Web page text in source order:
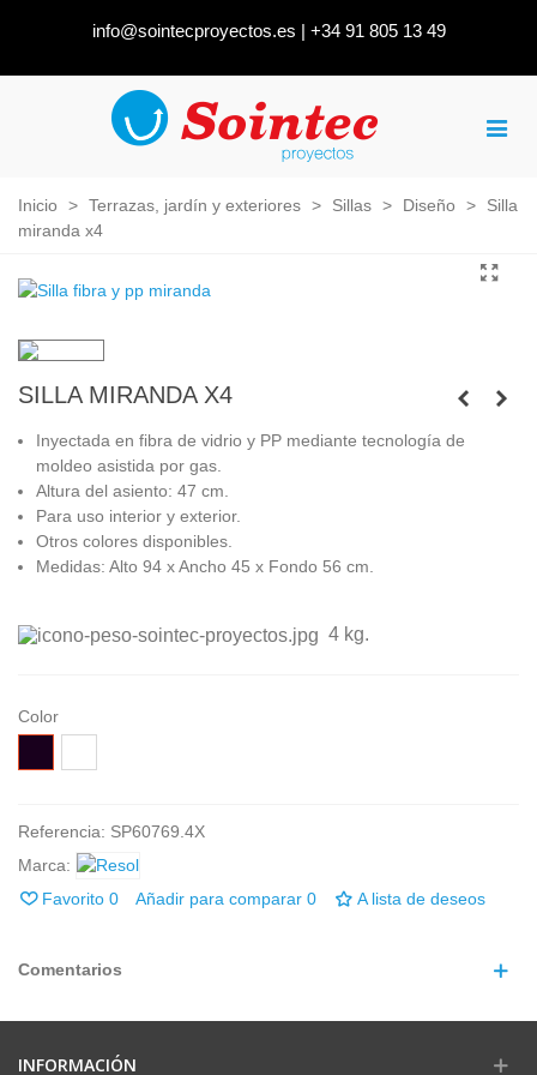
info@sointecproyectos.es | +34 91 805 13 49
Inicio > Terrazas, jardín y exteriores > Sillas > Diseño >
Silla
miranda x4
SILLA MIRANDA X4
Inyectada en fibra de vidrio y PP mediante tecnología de
moldeo asistida por gas.
Altura del asiento: 47 cm.
Para uso interior y exterior.
Otros colores disponibles.
Medidas: Alto 94 x Ancho 45 x Fondo 56 cm.
4 kg.
Color
Referencia: SP60769.4X
Marca:
Favorito 0 Añadir para comparar 0 A lista de deseos
Comentarios
INFORMACIÓN